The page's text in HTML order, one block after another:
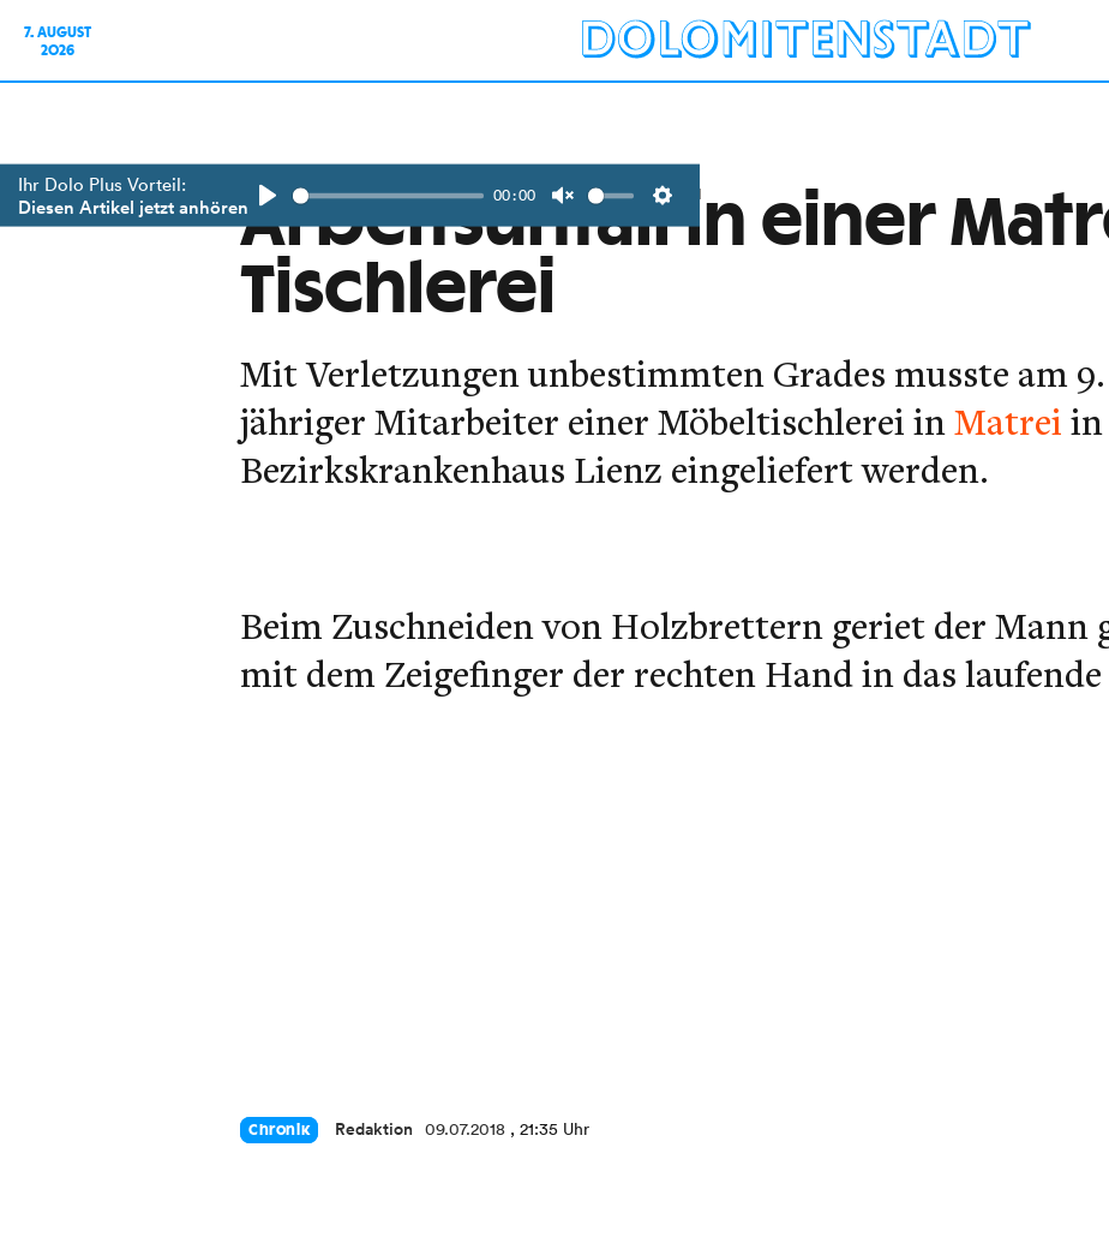
7. AUGUST
2026
Ihr Dolo Plus Vorteil:
Diesen Artikel jetzt anhören
Play
00:00
Unmute Settings
Arbeitsunfall in einer
Tischlerei
Mit Verletzungen unbestimmten Grades musste am
jähriger Mitarbeiter einer Möbeltischlerei inMatrei in
Bezirkskrankenhaus Lienz eingeliefert werden.
Beim Zuschneiden von Holzbrettern geriet der Mann
mit dem Zeigefinger der rechten Hand in das
Chronik Redaktion 09.07.2018 , 21:35 Uhr